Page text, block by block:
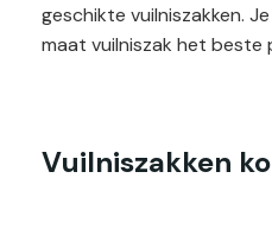
geschikte vuilniszakken.
maat vuilniszak het beste
Vuilniszakken